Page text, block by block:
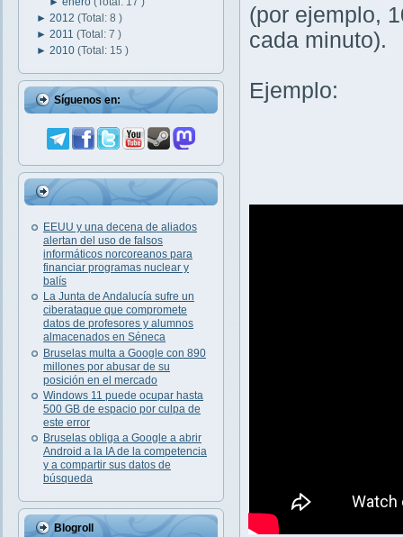
► 2012 (Total: 8 )
► 2011 (Total: 7 )
► 2010 (Total: 15 )
Síguenos en:
EEUU y una decena de aliados
alertan del uso de falsos
informáticos norcoreanos para
financiar programas nuclear y
balís
La Junta de Andalucía sufre un
ciberataque que compromete
datos de profesores y alumnos
almacenados en Séneca
Bruselas multa a Google con 890
millones por abusar de su
posición en el mercado
Windows 11 puede ocupar hasta
500 GB de espacio por culpa de
este error
Bruselas obliga a Google a abrir
Android a la IA de la competencia
y a compartir sus datos de
búsqueda
Blogroll
(por ejemplo,
cada minuto).
Ejemplo: